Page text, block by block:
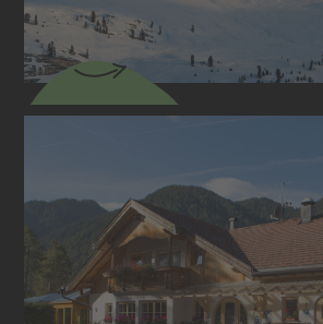
KULINARIK
Genuss